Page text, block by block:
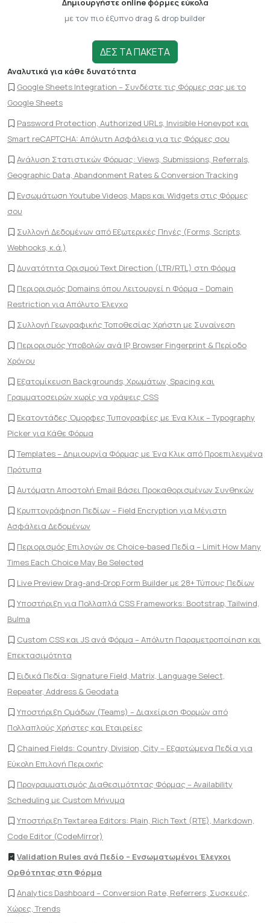
Δημιουργήστε online φόρμες εύκολα
με τον πιο έξυπνο drag & drop builder
ΔΕΣ ΤΑ ΠΑΚΕΤΑ
Αναλυτικά για κάθε δυνατότητα
Google Sheets Integration – Συνδέστε τις Φόρμες σας με το
Google Sheets
Password Protection, Authorized URLs, Invisible Honeypot και
Smart reCAPTCHA: Απόλυτη Ασφάλεια για τις Φόρμες σου
Ανάλυση Στατιστικών Φόρμας: Views, Submissions, Referrals,
Geographic Data, Abandonment Rates & Conversion Tracking
Ενσωμάτωση Youtube Videos, Maps και Widgets στις Φόρμες
σου
Συλλογή Δεδομένων από Εξωτερικές Πηγές (Forms, Scripts,
Webhooks, κ.ά.)
Δυνατότητα Ορισμού Text Direction (LTR/RTL) στη Φόρμα
Περιορισμός Domains όπου Λειτουργεί η Φόρμα – Domain
Restriction για Απόλυτο Έλεγχο
Συλλογή Γεωγραφικής Τοποθεσίας Χρήστη με Συναίνεση
Περιορισμός Υποβολών ανά IP, Browser Fingerprint & Περίοδο
Χρόνου
Εξατομίκευση Backgrounds, Χρωμάτων, Spacing και
Γραμματοσειρών χωρίς να γράψεις CSS
Εκατοντάδες Όμορφες Τυπογραφίες με Ένα Κλικ – Typography
Picker για Κάθε Φόρμα
Templates – Δημιουργία Φόρμας με Ένα Κλικ από Προεπιλεγμένα
Πρότυπα
Αυτόματη Αποστολή Email Βάσει Προκαθορισμένων Συνθηκών
Κρυπτογράφηση Πεδίων – Field Encryption για Μέγιστη
Ασφάλεια Δεδομένων
Περιορισμός Επιλογών σε Choice-based Πεδία – Limit How Many
Times Each Choice May Be Selected
Live Preview Drag-and-Drop Form Builder με 28+ Τύπους Πεδίων
Υποστήριξη για Πολλαπλά CSS Frameworks: Bootstrap, Tailwind,
Bulma
Custom CSS και JS ανά Φόρμα – Απόλυτη Παραμετροποίηση και
Επεκτασιμότητα
Ειδικά Πεδία: Signature Field, Matrix, Language Select,
Repeater, Address & Geodata
Υποστήριξη Ομάδων (Teams) – Διαχείριση Φορμών από
Πολλαπλούς Χρήστες και Εταιρείες
Chained Fields: Country, Division, City – Εξαρτώμενα Πεδία για
Εύκολη Επιλογή Περιοχής
Προγραμματισμός Διαθεσιμότητας Φόρμας – Availability
Scheduling με Custom Μήνυμα
Υποστήριξη Textarea Editors: Plain, Rich Text (RTE), Markdown,
Code Editor (CodeMirror)
Validation Rules ανά Πεδίο – Ενσωματωμένοι Έλεγχοι
Ορθότητας στη Φόρμα
Analytics Dashboard – Conversion Rate, Referrers, Συσκευές,
Χώρες, Trends